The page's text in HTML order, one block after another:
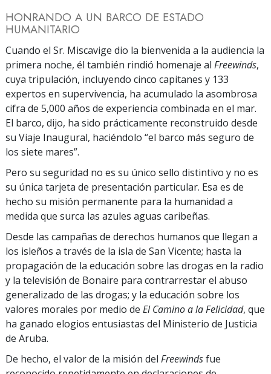
HONRANDO A UN BARCO DE ESTADO
HUMANITARIO
Cuando el Sr. Miscavige dio la bienvenida a la audiencia la
primera noche, él también rindió homenaje al Freewinds,
cuya tripulación, incluyendo cinco capitanes y 133
expertos en supervivencia, ha acumulado la asombrosa
cifra de 5,000 años de experiencia combinada en el mar.
El barco, dijo, ha sido prácticamente reconstruido desde
su Viaje Inaugural, haciéndolo “el barco más seguro de
los siete mares”.
Pero su seguridad no es su único sello distintivo y no es
su única tarjeta de presentación particular. Esa es de
hecho su misión permanente para la humanidad a
medida que surca las azules aguas caribeñas.
Desde las campañas de derechos humanos que llegan a
los isleños a través de la isla de San Vicente; hasta la
propagación de la educación sobre las drogas en la radio
y la televisión de Bonaire para contrarrestar el abuso
generalizado de las drogas; y la educación sobre los
valores morales por medio de El Camino a la Felicidad, que
ha ganado elogios entusiastas del Ministerio de Justicia
de Aruba.
De hecho, el valor de la misión del Freewindsfue